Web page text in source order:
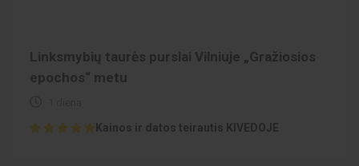
Linksmybių taurės purslai Vilniuje „Gražiosios
epochos“ metu
Kainos ir datos teirautis KIVEDOJE